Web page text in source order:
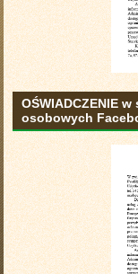
OŚWIADCZENIE
osobowych